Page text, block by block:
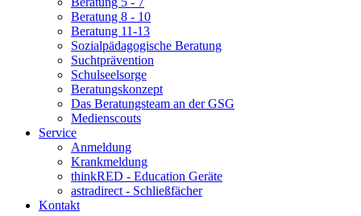
Beratung 8 - 10
Beratung 11-13
Sozialpädagogische Beratung
Suchtprävention
Schulseelsorge
Beratungskonzept
Das Beratungsteam an der GSG
Medienscouts
Service
Anmeldung
Krankmeldung
thinkRED - Education Geräte
astradirect - Schließfächer
Kontakt